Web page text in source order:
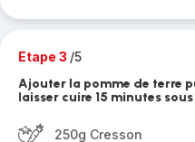
Etape 3 /5
Ajouter la pomme de terre
laisser cuire 15 minutes
250g Cresson